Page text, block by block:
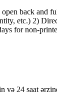
back and
etc.) 2)
for non-
və 24 saat